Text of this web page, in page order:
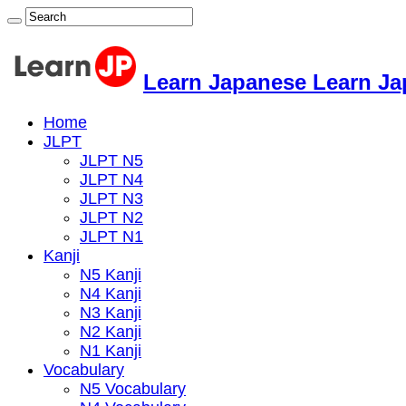
Learn Japanese Learn
Home
JLPT
JLPT N5
JLPT N4
JLPT N3
JLPT N2
JLPT N1
Kanji
N5 Kanji
N4 Kanji
N3 Kanji
N2 Kanji
N1 Kanji
Vocabulary
N5 Vocabulary